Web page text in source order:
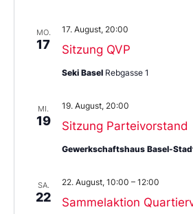
MO.
17 Sitzung QVP
17. August, 20:00
Seki Basel Rebgasse 1
MI.
19 Sitzung Parteivorstand
19. August, 20:00
Gewerkschaftshaus Basel-
SA.
22 Sammelaktion
22. August, 10:00 – 12:00